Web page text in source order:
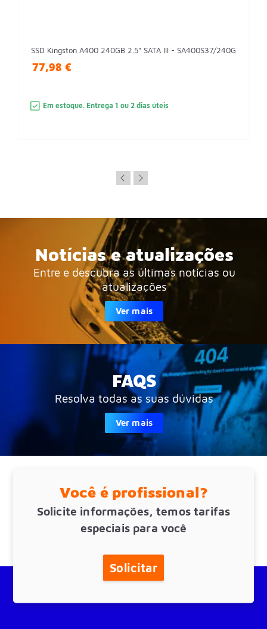
SSD Kingston A400 240GB 2.5" SATA III - SA400S37/240G
77,98 €
Em estoque. Entrega 1 ou 2 dias úteis
Notícias e atualizações
Entre e descubra as últimas notícias ou
atualizações
Ver mais
FAQS
Resolva todas as suas dúvidas
Ver mais
Você é profissional?
Solicite informações, temos tarifas
especiais para você
Solicitar